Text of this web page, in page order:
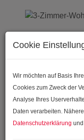
Cookie
Wir möchten auf Basis
Cookies zum Zweck der
Analyse Ihres
Daten verarbeiten.
Datenschutzerklärung